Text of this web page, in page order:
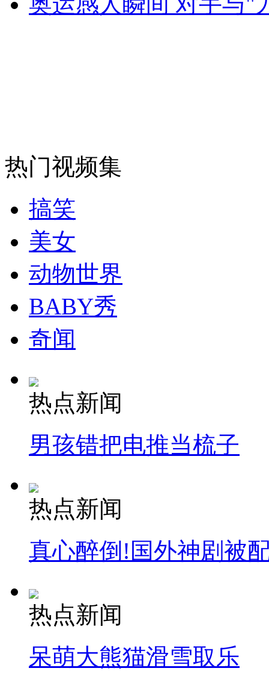
消防员救轻生者 花炮节热闹非凡 减压"枕头大战"
热门视频集
搞笑
美女
动物世界
BABY秀
奇闻
热点新闻
男孩错把电推当梳子
热点新闻
真心醉倒!国外神剧被
热点新闻
呆萌大熊猫滑雪取乐